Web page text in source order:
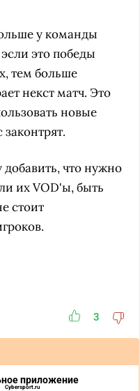
у команды
это победы
тем больше
некст матч. Это
новые
добавить, что нужно
их VOD'ы, быть
стоит
3
приложение
Cybersport.ru